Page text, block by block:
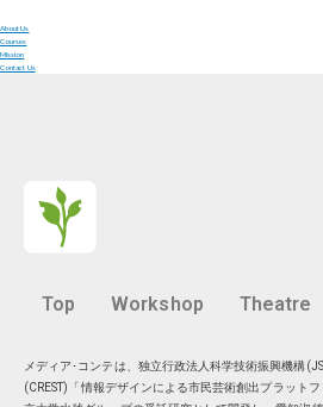
About Us
Courses
Mission
Contact Us
Top Workshop Theatre
メディア･コンテは、独立行政法人科学技術振興機構
(CREST)「情報デザインによる市民芸術創出プラット